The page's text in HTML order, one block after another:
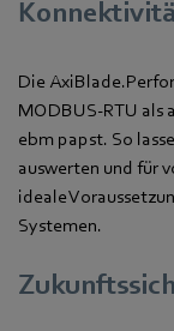
Die
MODBUS-RTU als
ebm papst. So
auswerten und für
ideale
Systemen.